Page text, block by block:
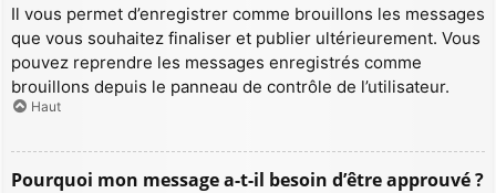
Il vous permet d’enregistrer comme brouillons les messages
que vous souhaitez finaliser et publier ultérieurement. Vous
pouvez reprendre les messages enregistrés comme
brouillons depuis le panneau de contrôle de l’utilisateur.
Haut
Pourquoi mon message a-t-il besoin d’être approuvé ?